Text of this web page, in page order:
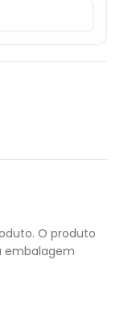
O produto
embalagem